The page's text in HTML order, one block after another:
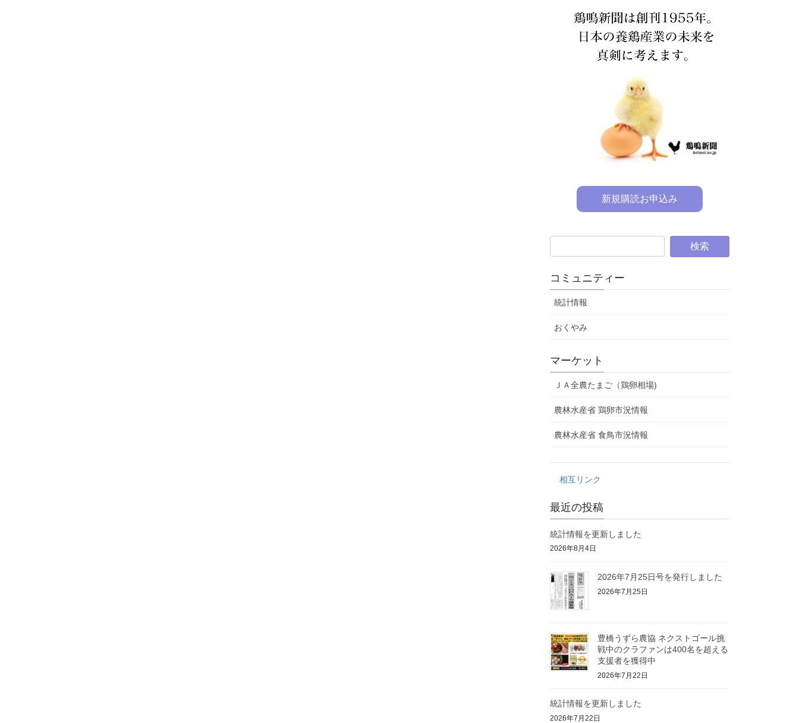
新規購読お申込み
コミュニティー
統計情報
おくやみ
マーケット
ＪＡ全農たまご（鶏卵相場)
農林水産省 鶏卵市況情報
農林水産省 食鳥市況情報
相互リンク
最近の投稿
統計情報を更新しました
2026年8月4日
2026年7月25日号を発行しました
2026年7月25日
豊橋うずら農協 ネクストゴール挑
戦中のクラファンは400名を超える
支援者を獲得中
2026年7月22日
統計情報を更新しました
2026年7月22日